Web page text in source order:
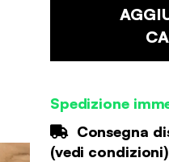
Spedizione
Consegna
(vedi condizioni)